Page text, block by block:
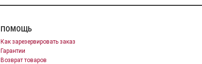
ПОМОЩЬ
Как зарезервировать заказ
Гарантии
Возврат товаров